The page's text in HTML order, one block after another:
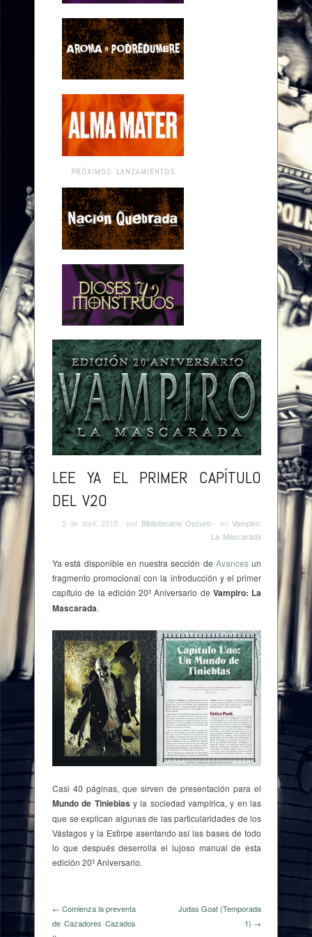
PRÓXIMOS LANZAMIENTOS
Browse: Home/Lee ya el primer capítulo del V20
LEE YA EL PRIMER CAPÍTULO
DEL V20
5 de abril, 2015 · por Bibliotecario Oscuro · en Vampiro:
La Mascarada
Ya está disponible en nuestra sección de Avancesun
fragmento promocional con la introducción y el primer
capítulo de la edición 20º Aniversario de Vampiro: La
Mascarada.
Casi 40 páginas, que sirven de presentación para el
Mundo de Tinieblas y la sociedad vampírica, y en las
que se explican algunas de las particularidades de los
Vástagos y la Estirpe asentando así las bases de todo
lo que después deserrolla el lujoso manual de esta
edición 20º Aniversario.
← Comienza la preventa
de Cazadores Cazados
Judas Goat (Temporada
1) →